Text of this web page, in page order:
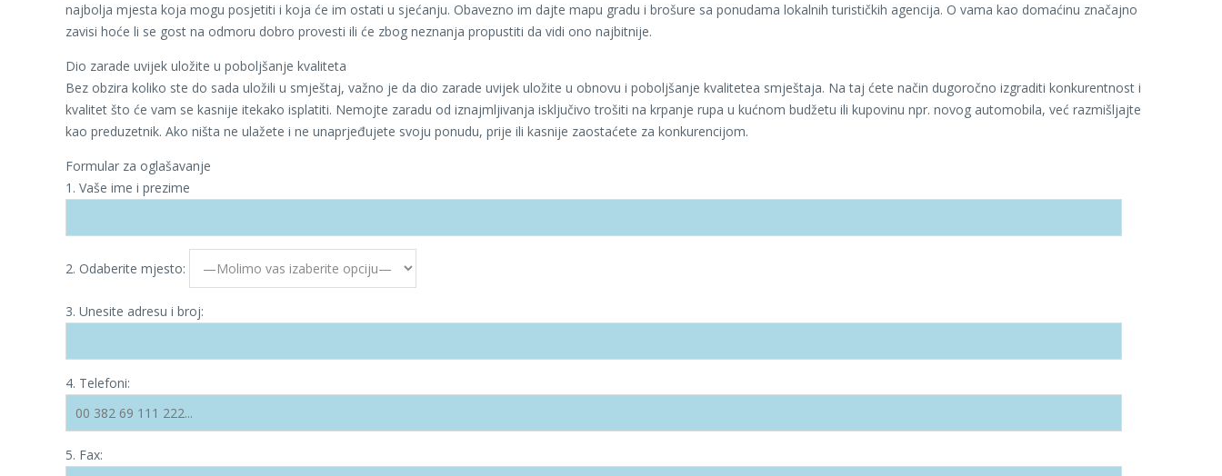
najbolja mjesta koja mogu posjetiti i koja će im ostati u sjećanju. Obavezno im dajte mapu gradu i brošure sa ponudama lokalnih turističkih agencija. O vama kao domaćinu značajno
zavisi hoće li se gost na odmoru dobro provesti ili će zbog neznanja propustiti da vidi ono najbitnije.
Dio zarade uvijek uložite u poboljšanje kvaliteta
Bez obzira koliko ste do sada uložili u smještaj, važno je da dio zarade uvijek uložite u obnovu i poboljšanje kvalitetea smještaja. Na taj ćete način dugoročno izgraditi konkurentnost i
kvalitet što će vam se kasnije itekako isplatiti. Nemojte zaradu od iznajmljivanja isključivo trošiti na krpanje rupa u kućnom budžetu ili kupovinu npr. novog automobila, već razmišljajte
kao preduzetnik. Ako ništa ne ulažete i ne unaprjeđujete svoju ponudu, prije ili kasnije zaostaćete za konkurencijom.
Formular za oglašavanje
1. Vaše ime i prezime
2. Odaberite mjesto:
3. Unesite adresu i broj:
4. Telefoni:
5. Fax: